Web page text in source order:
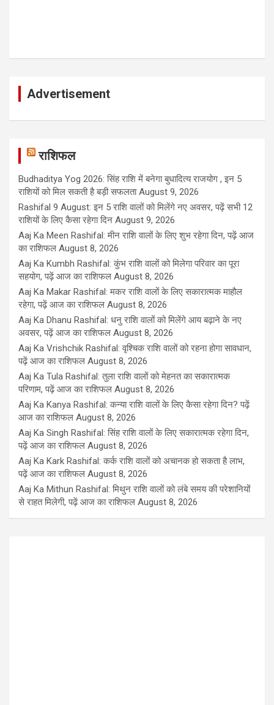
Advertisement
राशिफल
Budhaditya Yog 2026: सिंह राशि में बनेगा बुधादित्य राजयोग , इन 5
राशियों को मिल सकती है बड़ी सफलता August 9, 2026
Rashifal 9 August: इन 5 राशि वालों को मिलेंगे नए अवसर, पढ़ें सभी 12
राशियों के लिए कैसा रहेगा दिन August 9, 2026
Aaj Ka Meen Rashifal: मीन राशि वालों के लिए शुभ रहेगा दिन, पढ़ें आज
का राशिफल August 8, 2026
Aaj Ka Kumbh Rashifal: कुंभ राशि वालों को मिलेगा परिवार का पूरा
सहयोग, पढ़ें आज का राशिफल August 8, 2026
Aaj Ka Makar Rashifal: मकर राशि वालों के लिए सकारात्मक माहौल
रहेगा, पढ़ें आज का राशिफल August 8, 2026
Aaj Ka Dhanu Rashifal: धनु राशि वालों को मिलेंगे आय बढ़ाने के नए
अवसर, पढ़ें आज का राशिफल August 8, 2026
Aaj Ka Vrishchik Rashifal: वृश्चिक राशि वालों को रहना होगा सावधान,
पढ़ें आज का राशिफल August 8, 2026
Aaj Ka Tula Rashifal: तुला राशि वालों को मेहनत का सकारात्मक
परिणाम, पढ़ें आज का राशिफल August 8, 2026
Aaj Ka Kanya Rashifal: कन्या राशि वालों के लिए कैसा रहेगा दिन? पढ़ें
आज का राशिफल August 8, 2026
Aaj Ka Singh Rashifal: सिंह राशि वालों के लिए सकारात्मक रहेगा दिन,
पढ़ें आज का राशिफल August 8, 2026
Aaj Ka Kark Rashifal: कर्क राशि वालों को अचानक हो सकता है लाभ,
पढ़ें आज का राशिफल August 8, 2026
Aaj Ka Mithun Rashifal: मिथुन राशि वालों को लंबे समय की परेशानियों
से राहत मिलेगी, पढ़ें आज का राशिफल August 8, 2026